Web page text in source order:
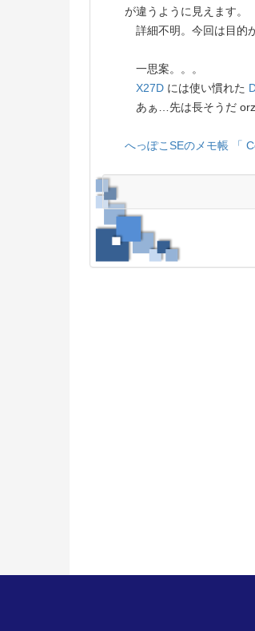
が違うように見えます。
詳細不明。今回は目的
一思案。。。
X27D には使い慣れた
あぁ…先は長そうだ orz
へっぽこSEのメモ帳 「